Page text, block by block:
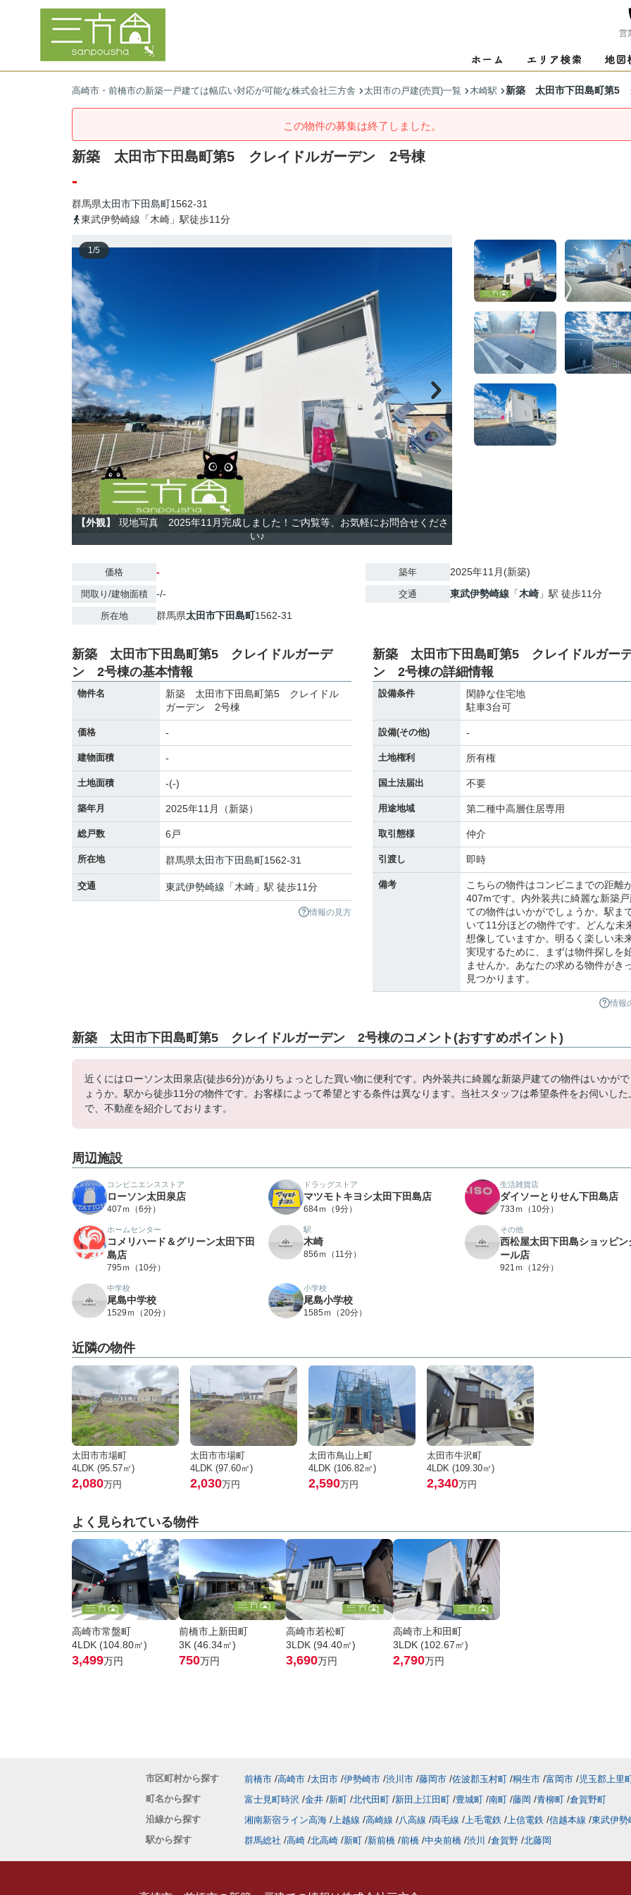
営
高崎市・前橋市の新築一戸建ては幅広い対応が可能な株式会社三方舎 太田市の戸建(売買)一覧 木崎駅 新築 太田市下田島町第5
この物件の募集は終了しました。
新築 太田市下田島町第5 クレイドルガーデン 2号棟
-
群馬県太田市下田島町1562-31
東武伊勢崎線「木崎」駅徒歩11分
1/5
【外観】
現地写真 2025年11月完成しました！ご内覧等、お気軽にお問合せくださ
い♪
価格 -
間取り/建物面積 -/-
所在地 群馬県太田市下田島町1562-31
築年 2025年11月(新築)
交通 東武伊勢崎線 「木崎 」駅 徒歩11分
新築 太田市下田島町第5 クレイドルガーデ
ン 2号棟の基本情報
物件名
新築 太田市下田島町第5 クレイドル
ガーデン 2号棟
価格 -
建物面積 -
土地面積 -(-)
築年月 2025年11月（新築）
総戸数 6戸
所在地 群馬県太田市下田島町1562-31
交通 東武伊勢崎線 「木崎 」駅 徒歩11分
情報の見方
新築 太田市下田島町第5 クレイドルガー
ン 2号棟の詳細情報
設備条件
閑静な住宅地
駐車3台可
設備(その他) -
土地権利 所有権
国土法届出 不要
用途地域 第二種中高層住居専用
取引態様 仲介
引渡し 即時
備考
こちらの物件はコンビニまでの距離
407mです。内外装共に綺麗な新築戸
ての物件はいかがでしょうか。駅ま
いて11分ほどの物件です。どんな未
想像していますか。明るく楽しい未
実現するために、まずは物件探しを
ませんか。あなたの求める物件がき
見つかります。
情報
新築 太田市下田島町第5 クレイドルガーデン 2号棟のコメント(おすすめポイント)
近くにはローソン太田泉店(徒歩6分)がありちょっとした買い物に便利です。内外装共に綺麗な新築戸建ての物件はいかがで
ょうか。駅から徒歩11分の物件です。お客様によって希望とする条件は異なります。当社スタッフは希望条件をお伺いした
で、不動産を紹介しております。
周辺施設
コンビニエンスストア
ローソン太田泉店
407ｍ（6分）
ドラッグストア
マツモトキヨシ太田下田島店
684ｍ（9分）
生活雑貨店
ダイソーとりせん下田島店
733ｍ（10分）
ホームセンター
コメリハード＆グリーン太田下田
島店
795ｍ（10分）
駅
木崎
856ｍ（11分）
その他
西松屋太田下田島ショッピン
ール店
921ｍ（12分）
中学校
尾島中学校
1529ｍ（20分）
小学校
尾島小学校
1585ｍ（20分）
近隣の物件
太田市市場町
4LDK (95.57㎡)
2,080万円
太田市市場町
4LDK (97.60㎡)
2,030万円
太田市鳥山上町
4LDK (106.82㎡)
2,590万円
太田市牛沢町
4LDK (109.30㎡)
2,340万円
よく見られている物件
高崎市常盤町
4LDK (104.80㎡)
3,499万円
前橋市上新田町
3K (46.34㎡)
750万円
高崎市若松町
3LDK (94.40㎡)
3,690万円
高崎市上和田町
3LDK (102.67㎡)
2,790万円
市区町村から探す 前橋市 高崎市 太田市 伊勢崎市 渋川市 藤岡市 佐波郡玉村町 桐生市 富岡市
児玉郡上里
町名から探す
富士見町時沢 金井 新町 北代田町 新田上江田町 豊城町 南町 藤岡 青柳町 倉賀野町
沿線から探す
湘南新宿ライン高海 上越線 高崎線 八高線 両毛線 上毛電鉄 上信電鉄 信越本線 東武伊勢
駅から探す
群馬総社 高崎 北高崎 新町 新前橋 前橋 中央前橋 渋川 倉賀野 北藤岡